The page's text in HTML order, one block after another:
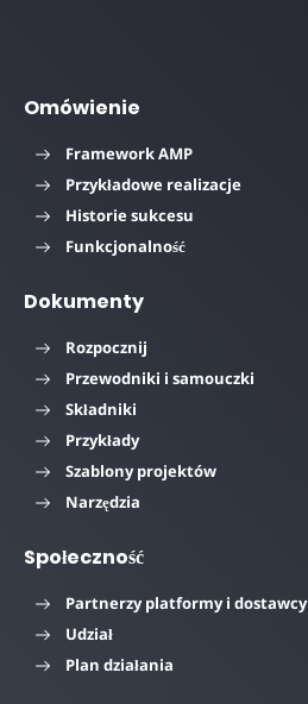
Omówienie
Framework AMP
Przykładowe realizacje
Historie sukcesu
Funkcjonalność
Dokumenty
Rozpocznij
Przewodniki i samouczki
Składniki
Przykłady
Szablony projektów
Narzędzia
Społeczność
Partnerzy platformy i dostawcy
Udział
Plan działania